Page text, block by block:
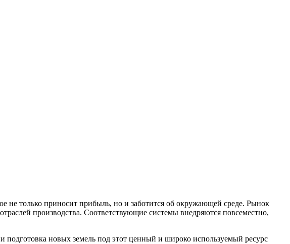
не только приносит прибыль, но и заботится об окружающей среде. Рынок
производства. Соответствующие системы внедряются повсеместно,
подготовка новых земель под этот ценный и широко используемый ресурс